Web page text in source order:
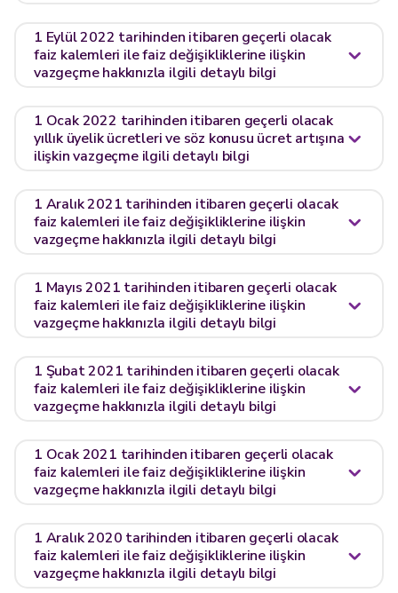
1 Eylül 2022 tarihinden itibaren geçerli olacak
faiz kalemleri ile faiz değişikliklerine ilişkin
vazgeçme hakkınızla ilgili detaylı bilgi
1 Ocak 2022 tarihinden itibaren geçerli olacak
yıllık üyelik ücretleri ve söz konusu ücret artışına
ilişkin vazgeçme ilgili detaylı bilgi
1 Aralık 2021 tarihinden itibaren geçerli olacak
faiz kalemleri ile faiz değişikliklerine ilişkin
vazgeçme hakkınızla ilgili detaylı bilgi
1 Mayıs 2021 tarihinden itibaren geçerli olacak
faiz kalemleri ile faiz değişikliklerine ilişkin
vazgeçme hakkınızla ilgili detaylı bilgi
1 Şubat 2021 tarihinden itibaren geçerli olacak
faiz kalemleri ile faiz değişikliklerine ilişkin
vazgeçme hakkınızla ilgili detaylı bilgi
1 Ocak 2021 tarihinden itibaren geçerli olacak
faiz kalemleri ile faiz değişikliklerine ilişkin
vazgeçme hakkınızla ilgili detaylı bilgi
1 Aralık 2020 tarihinden itibaren geçerli olacak
faiz kalemleri ile faiz değişikliklerine ilişkin
vazgeçme hakkınızla ilgili detaylı bilgi